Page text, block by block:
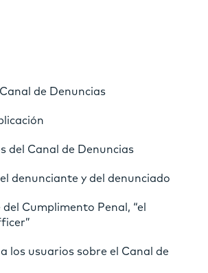
de Denuncias
del Canal de Denuncias
denunciante y del denunciado
Cumplimento Penal, “el
los usuarios sobre el Canal de